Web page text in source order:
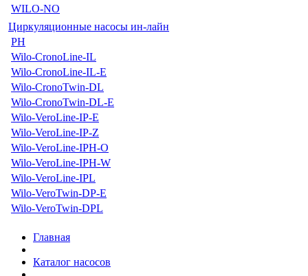
WILO-NO
Циркуляционные насосы ин-лайн
PH
Wilo-CronoLine-IL
Wilo-CronoLine-IL-E
Wilo-CronoTwin-DL
Wilo-CronoTwin-DL-E
Wilo-VeroLine-IP-E
Wilo-VeroLine-IP-Z
Wilo-VeroLine-IPH-O
Wilo-VeroLine-IPH-W
Wilo-VeroLine-IPL
Wilo-VeroTwin-DP-E
Wilo-VeroTwin-DPL
Главная
Каталог насосов